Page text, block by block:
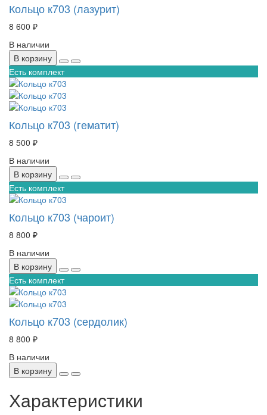
Кольцо к703 (лазурит)
8 600 ₽
В наличии
В корзину
Есть комплект
Кольцо к703 (гематит)
8 500 ₽
В наличии
В корзину
Есть комплект
Кольцо к703 (чароит)
8 800 ₽
В наличии
В корзину
Есть комплект
Кольцо к703 (сердолик)
8 800 ₽
В наличии
В корзину
Характеристики